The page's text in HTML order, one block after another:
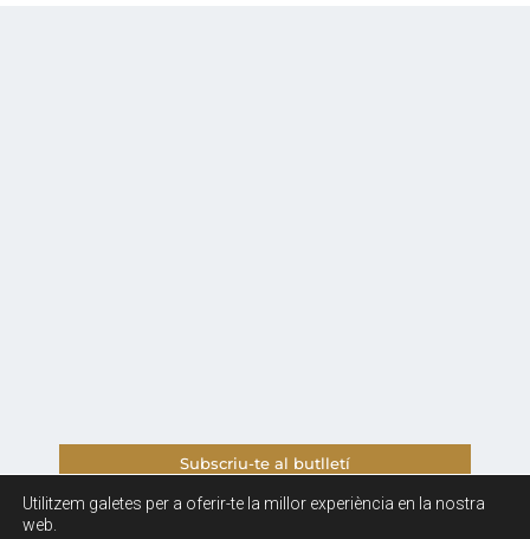
Subscriu-te al butlletí
Avis legal i Política de Privacitat
Utilitzem galetes per a oferir-te la millor experiència en la nostra
web.